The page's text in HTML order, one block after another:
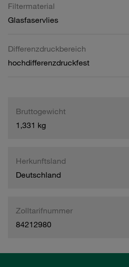
Filtermaterial
Glasfaservlies
Differenzdruckbereich
hochdifferenzdruckfest
Bruttogewicht
1,331 kg
Herkunftsland
Deutschland
Zolltarifnummer
84212980